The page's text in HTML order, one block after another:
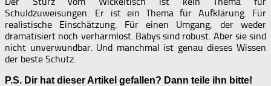
Schuldzuweisungen. Er ist ein Thema für Aufklärung. Für
realistische Einschätzung. Für einen Umgang, der weder
dramatisiert noch verharmlost. Babys sind robust. Aber sie sind
nicht unverwundbar. Und manchmal ist genau dieses Wissen
der beste Schutz.
P.S. Dir hat dieser Artikel gefallen? Dann teile ihn bitte!